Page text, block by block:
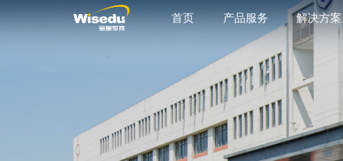
首页 产品服务 解决方案